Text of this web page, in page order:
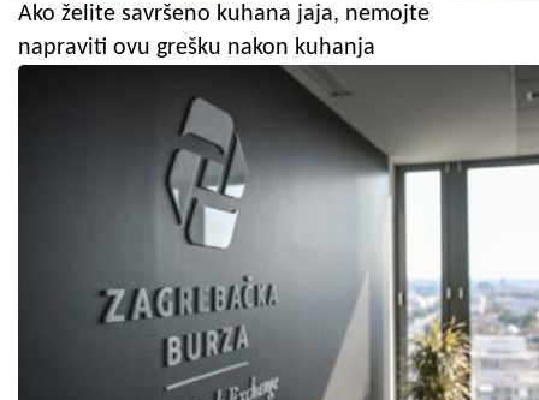
Ako želite savršeno kuhana jaja, nemojte
napraviti ovu grešku nakon kuhanja